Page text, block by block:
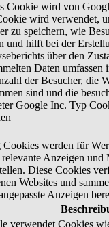
Cookie wird von
wird verwendet,
zu speichern, wie
und hilft bei der
über den
Daten
der Besucher, die
sind und die
Google Inc. Typ
werden für
Anzeigen und
Diese Cookies
Websites und
Anzeigen
verwendet Cookies